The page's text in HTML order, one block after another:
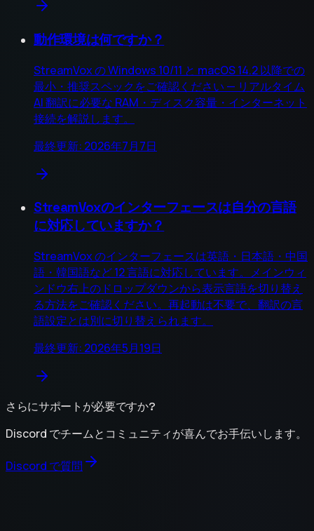
動作環境は何ですか？
StreamVox の Windows 10/11 と macOS 14.2 以降での
最小・推奨スペックをご確認ください — リアルタイム
AI 翻訳に必要な RAM・ディスク容量・インターネット
接続を解説します。
最終更新: 2026年7月7日
StreamVoxのインターフェースは自分の言語
に対応していますか？
StreamVox のインターフェースは英語・日本語・中国
語・韓国語など 12 言語に対応しています。メインウィ
ンドウ右上のドロップダウンから表示言語を切り替え
る方法をご確認ください。再起動は不要で、翻訳の言
語設定とは別に切り替えられます。
最終更新: 2026年5月19日
さらにサポートが必要ですか?
Discord でチームとコミュニティが喜んでお手伝いします。
Discord で質問